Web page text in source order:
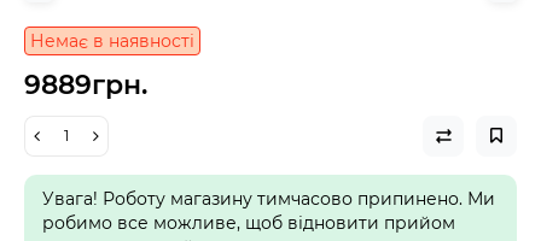
Немає в наявності
9889грн.
Увага! Роботу магазину тимчасово припинено. Ми
робимо все можливе, щоб відновити прийом